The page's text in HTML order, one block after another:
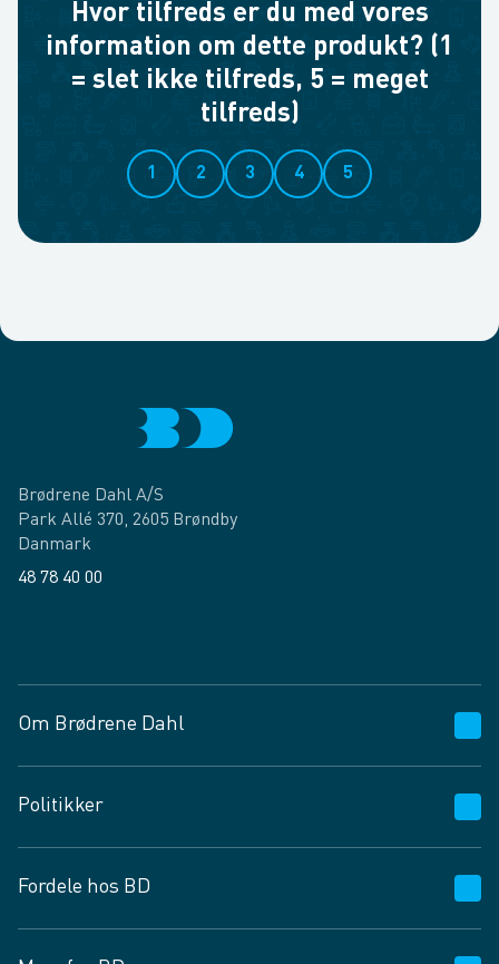
Hvor tilfreds er du med vores
information om dette produkt? (1
= slet ikke tilfreds, 5 = meget
tilfreds)
1 2 3 4 5
Brødrene Dahl A/S
Park Allé 370, 2605 Brøndby
Danmark
48 78 40 00
Om Brødrene Dahl
Vagttelefon 30 10 89 89
Spørgsmål og svar
Job og karriere
Fødevarekontrolrapport
Politikker
Privatlivspolitik
Cookies
Fordele hos BD